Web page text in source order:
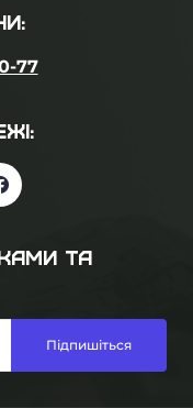
77
ТА
Підпишіться